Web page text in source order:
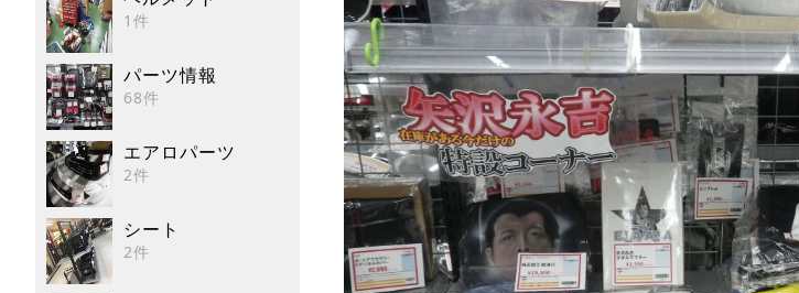
1件
パーツ情報
68件
エアロパーツ
2件
シート
2件